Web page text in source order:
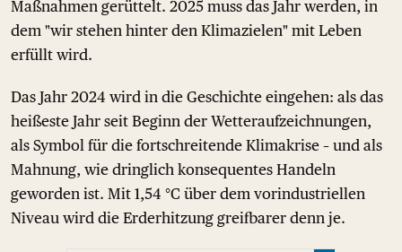
Maßnahmen gerüttelt. 2025 muss das Jahr werden, in
dem "wir stehen hinter den Klimazielen" mit Leben
erfüllt wird.
Das Jahr 2024 wird in die Geschichte eingehen: als das
heißeste Jahr seit Beginn der Wetteraufzeichnungen,
als Symbol für die fortschreitende Klimakrise – und als
Mahnung, wie dringlich konsequentes Handeln
geworden ist. Mit 1,54 °C über dem vorindustriellen
Niveau wird die Erderhitzung greifbarer denn je.